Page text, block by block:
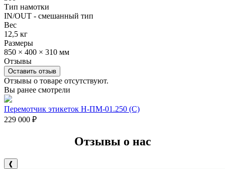
Тип намотки
IN/OUT - смешанный тип
Вес
12,5 кг
Размеры
850 × 400 × 310 мм
Отзывы
Оставить отзыв
Отзывы о товаре отсутствуют.
Вы ранее смотрели
Перемотчик этикеток Н-ПМ-01.250 (C)
229 000 ₽
Отзывы о нас
❰